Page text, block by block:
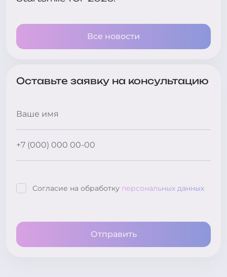
Все новости
Оставьте заявку на консультацию
Согласие на обработку персональных данных
Отправить